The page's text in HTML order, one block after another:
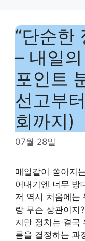
“단순한
– 내일
포인트
선고부
회까지)
07월 28일
매일같이 쏟아지
어내기엔 너무 방
저 역시 처음에는
랑 무슨 상관이지
지만 정치는 결국
름을 결정하는 과